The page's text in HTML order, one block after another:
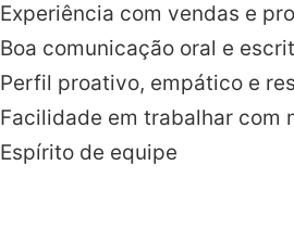
Experiência com vendas e
Boa comunicação oral e
Perfil proativo, empático e
Facilidade em trabalhar com
Espírito de equipe